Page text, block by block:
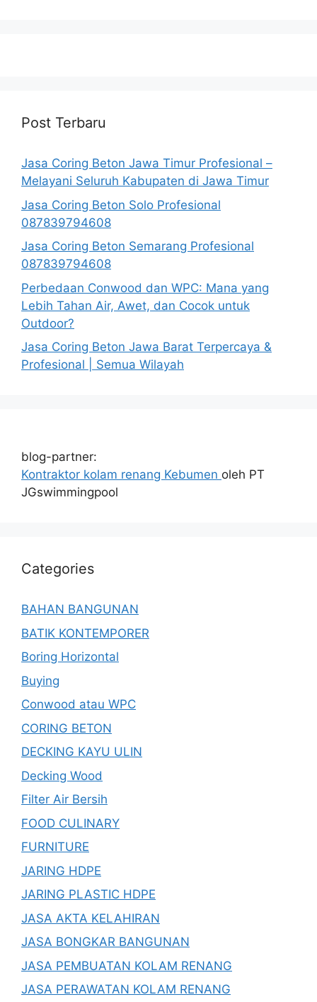
Post Terbaru
Jasa Coring Beton Jawa Timur Profesional –
Melayani Seluruh Kabupaten di Jawa Timur
Jasa Coring Beton Solo Profesional
087839794608
Jasa Coring Beton Semarang Profesional
087839794608
Perbedaan Conwood dan WPC: Mana yang
Lebih Tahan Air, Awet, dan Cocok untuk
Outdoor?
Jasa Coring Beton Jawa Barat Terpercaya &
Profesional | Semua Wilayah
blog-partner:
Kontraktor kolam renang Kebumen oleh PT
JGswimmingpool
Categories
BAHAN BANGUNAN
BATIK KONTEMPORER
Boring Horizontal
Buying
Conwood atau WPC
CORING BETON
DECKING KAYU ULIN
Decking Wood
Filter Air Bersih
FOOD CULINARY
FURNITURE
JARING HDPE
JARING PLASTIC HDPE
JASA AKTA KELAHIRAN
JASA BONGKAR BANGUNAN
JASA PEMBUATAN KOLAM RENANG
JASA PERAWATAN KOLAM RENANG